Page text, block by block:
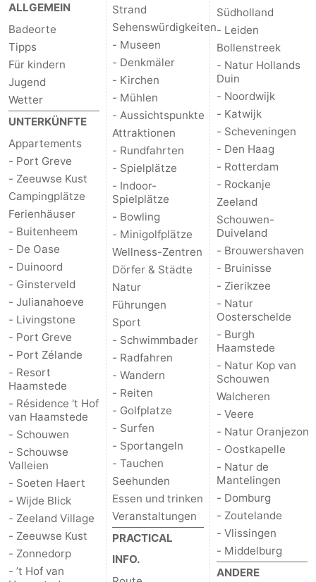
ALLGEMEIN
Badeorte
Tipps
Für kindern
Jugend
Wetter
UNTERKÜNFTE
Appartements
- Port Greve
- Zeeuwse Kust
Campingplätze
Ferienhäuser
- Buitenheem
- De Oase
- Duinoord
- Ginsterveld
- Julianahoeve
- Livingstone
- Port Greve
- Port Zélande
- Resort
Haamstede
- Résidence 't Hof
van Haamstede
- Schouwen
- Schouwse
Valleien
- Soeten Haert
- Wijde Blick
- Zeeland Village
- Zeeuwse Kust
- Zonnedorp
- ’t Hof van
Strand
Sehenswürdigkeiten
- Museen
- Denkmäler
- Kirchen
- Mühlen
- Aussichtspunkte
Attraktionen
- Rundfahrten
- Spielplätze
- Indoor-
Spielplätze
- Bowling
- Minigolfplätze
Wellness-Zentren
Dörfer & Städte
Natur
Führungen
Sport
- Schwimmbader
- Radfahren
- Wandern
- Reiten
- Golfplatze
- Surfen
- Sportangeln
- Tauchen
Seehunden
Essen und trinken
Veranstaltungen
PRACTICAL
INFO.
Südholland
- Leiden
Bollenstreek
- Natur Hollands
Duin
- Noordwijk
- Katwijk
- Scheveningen
- Den Haag
- Rotterdam
- Rockanje
Zeeland
Schouwen-
Duiveland
- Brouwershaven
- Bruinisse
- Zierikzee
- Natur
Oosterschelde
- Burgh
Haamstede
- Natur Kop van
Schouwen
Walcheren
- Veere
- Natur Oranjezon
- Oostkapelle
- Natur de
Mantelingen
- Domburg
- Zoutelande
- Vlissingen
- Middelburg
ANDERE